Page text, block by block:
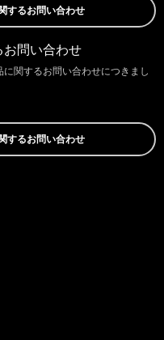
するお問い合わせ
お問い合わせ
関するお問い合わせにつきまし
するお問い合わせ